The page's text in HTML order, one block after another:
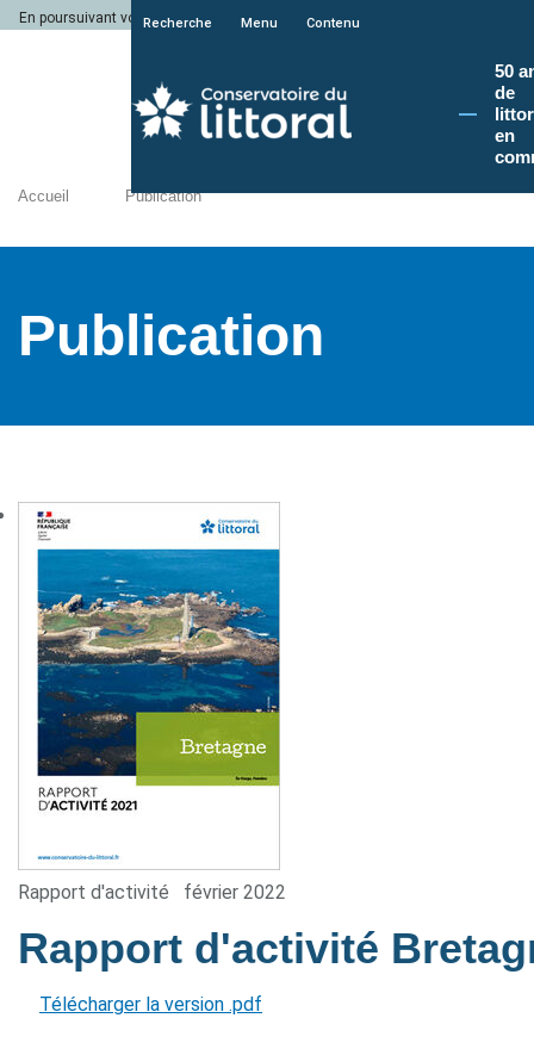
En poursuivant votre navigation sur le site du Conservatoire du littoral, vous
Recherche Menu Contenu
50
de
en
Accueil Publication
Publication
Rapport d'activité février 2022
Rapport d'activité
Télécharger la version .pdf